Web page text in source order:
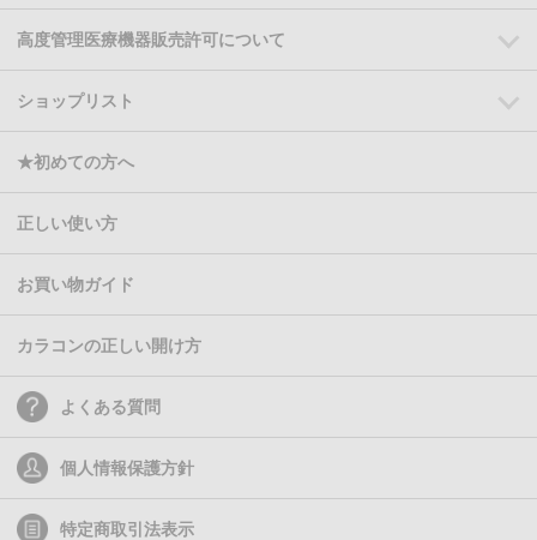
高度管理医療機器販売許可について
ショップリスト
★初めての方へ
正しい使い方
お買い物ガイド
カラコンの正しい開け方
よくある質問
個人情報保護方針
特定商取引法表示